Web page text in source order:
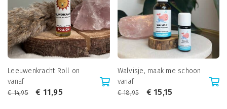
Leeuwenkracht Roll on
vanaf
€14,95 € 11,95
Walvisje, maak me schoon
vanaf
€18,95 €15,15